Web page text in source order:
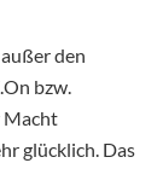
den
bzw.
Macht
glücklich. Das